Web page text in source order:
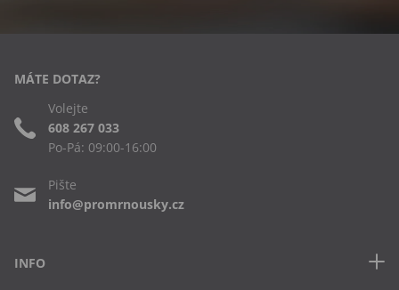
INFO
MÁTE DOTAZ?
Volejte
608 267 033
Po-Pá: 09:00-16:00
Pište
info@promrnousky.cz